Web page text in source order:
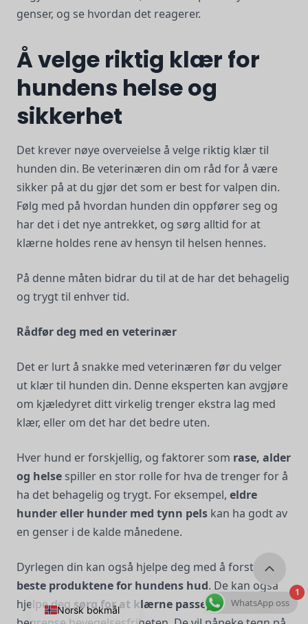
genser, og se hvordan det reagerer.
Å velge riktig klær for
hundens helse og
sikkerhet
Det krever nøye overveielse å velge riktig klær til
hunden din. Be veterinæren din om råd for å være
sikker på at du gjør det som er best for valpen din.
Følg med på hvordan hunden din oppfører seg og
har det i det nye antrekket, og sørg alltid for at
klærne holdes rene av hensyn til helsen hennes.
På denne måten bidrar du til at de har det behagelig
og trygt til enhver tid.
Rådfør deg med en veterinær
Det er lurt å snakke med veterinæren før du velger
ut klær til hunden din. Denne eksperten kan avgjøre
om kjæledyret ditt virkelig trenger ekstra lag med
klær, eller om det har det bedre uten.
Hver hund er forskjellig, og faktorer som rase, alder
og helse spiller en stor rolle for hva de trenger for å
ha det behagelig og trygt. For eksempel, eldre
hunder eller hunder med tynn pels kan ha godt av
en genser i de kalde månedene.
Dyrlegen din kan også hjelpe deg med å forstå
de
beste produktene for hundens hud. De kan også
hjelpe deg sørg for at klærne passer... uten å
1
WhatsApp oss
Norsk bokmål